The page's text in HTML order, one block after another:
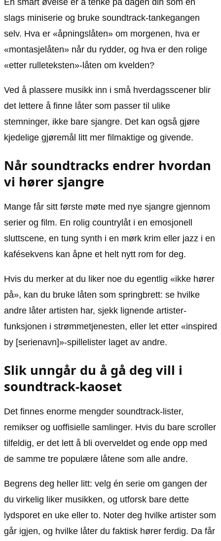
slags miniserie og bruke soundtrack-tankegangen
selv. Hva er «åpningslåten» om morgenen, hva er
«montasjelåten» når du rydder, og hva er den rolige
«etter rulleteksten»-låten om kvelden?
Ved å plassere musikk inn i små hverdagsscener blir
det lettere å finne låter som passer til ulike
stemninger, ikke bare sjangre. Det kan også gjøre
kjedelige gjøremål litt mer filmaktige og givende.
Når soundtracks endrer hvordan
vi hører sjangre
Mange får sitt første møte med nye sjangre gjennom
serier og film. En rolig countrylåt i en emosjonell
sluttscene, en tung synth i en mørk krim eller jazz i en
kafésekvens kan åpne et helt nytt rom for deg.
Hvis du merker at du liker noe du egentlig «ikke hører
på», kan du bruke låten som springbrett: se hvilke
andre låter artisten har, sjekk lignende artister-
funksjonen i strømmetjenesten, eller let etter «inspired
by [serienavn]»-spillelister laget av andre.
Slik unngår du å gå deg vill i
soundtrack-kaoset
Det finnes enorme mengder soundtrack-lister,
remikser og uoffisielle samlinger. Hvis du bare scroller
tilfeldig, er det lett å bli overveldet og ende opp med
de samme tre populære låtene som alle andre.
Begrens deg heller litt: velg én serie om gangen der
du virkelig liker musikken, og utforsk bare dette
lydsporet en uke eller to. Noter deg hvilke artister som
går igjen, og hvilke låter du faktisk hører ferdig. Da får